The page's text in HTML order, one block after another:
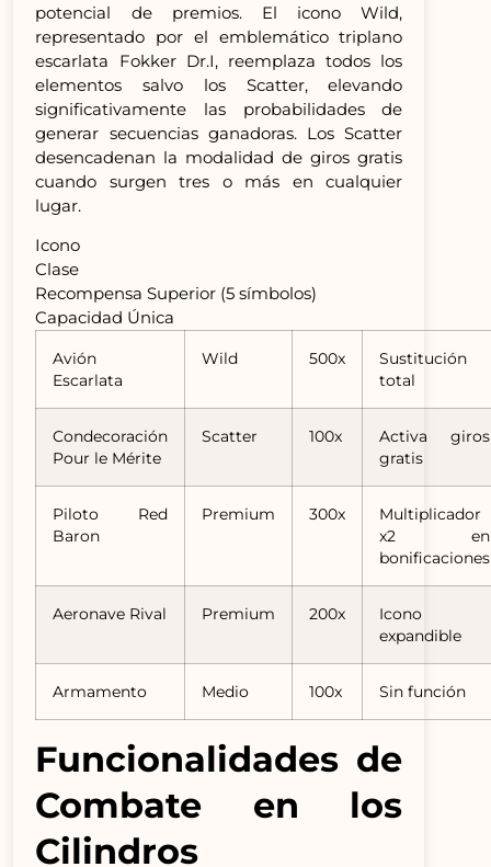
potencial de premios. El icono Wild,
representado por el emblemático triplano
escarlata Fokker Dr.I, reemplaza todos los
elementos salvo los Scatter, elevando
significativamente las probabilidades de
generar secuencias ganadoras. Los Scatter
desencadenan la modalidad de giros gratis
cuando surgen tres o más en cualquier
lugar.
Icono
Clase
Recompensa Superior (5 símbolos)
Capacidad Única
Avión
Escarlata
Wild 500x
Sustitución
total
Condecoración
Pour le Mérite
Scatter 100x
Activa giros
gratis
Piloto Red
Baron
Premium 300x
Multiplicador
x2 en
bonificaciones
Aeronave Rival Premium 200x
Icono
expandible
Armamento Medio 100x Sin función
Funcionalidades de
Combate en los
Cilindros